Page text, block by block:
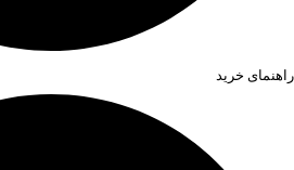
راهنمای خرید